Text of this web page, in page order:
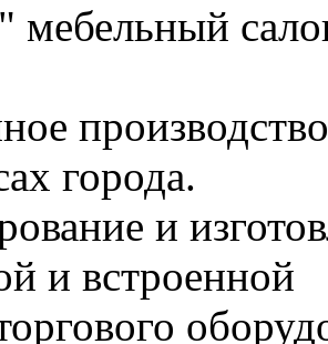
мебельный
города.
и
и встроенной